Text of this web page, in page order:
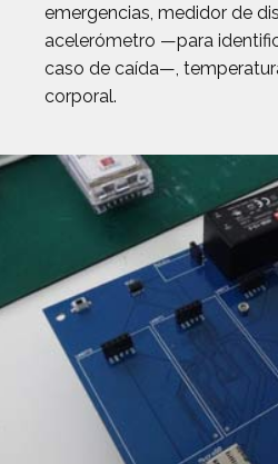
emergencias, medidor de
acelerómetro —para
caso de caída—,
corporal.